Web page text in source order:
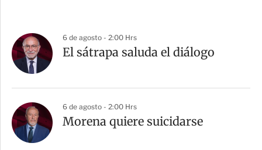
6 de agosto - 2:00 Hrs
El sátrapa saluda el diálogo
6 de agosto - 2:00 Hrs
Morena quiere suicidarse